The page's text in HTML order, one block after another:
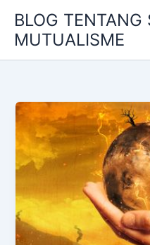
content
BLOG TENTANG
MUTUALISME